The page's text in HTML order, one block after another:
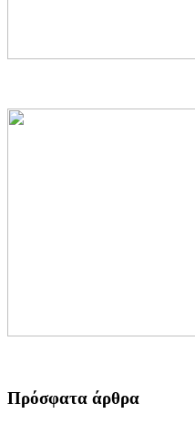
Πρόσφατα άρθρα